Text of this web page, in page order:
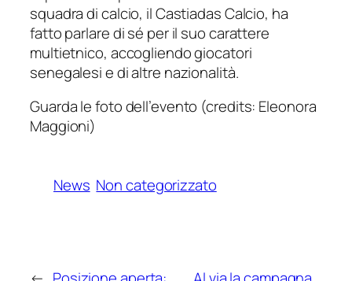
squadra di calcio, il Castiadas Calcio, ha
fatto parlare di sé per il suo carattere
multietnico, accogliendo giocatori
senegalesi e di altre nazionalità.
Guarda le foto dell’evento (credits: Eleonora
Maggioni)
News Non categorizzato